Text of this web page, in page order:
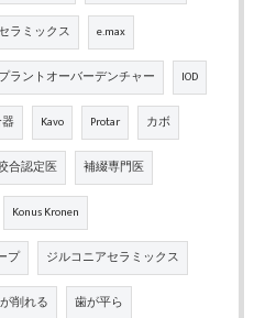
ラミックス e.max
ラントオーバーデンチャー IOD
Kavo Protar カボ
合認定医 補綴専門医
Konus Kronen
プ ジルコニアセラミックス
削れる 歯が平ら